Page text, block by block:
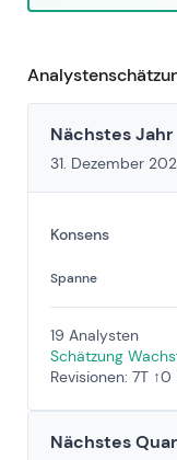
Nächstes Jahr
31. Dezember
Konsens
Spanne
19 Analysten
Schätzung
Revisionen: 7T ↑0
Nächstes